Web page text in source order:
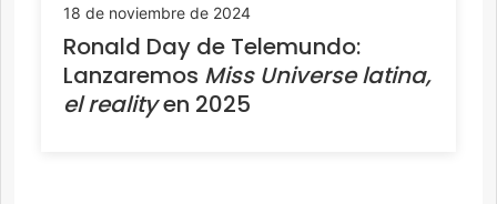
18 de noviembre de 2024
Ronald Day de Telemundo:
Lanzaremos Miss Universe latina,
el realityen 2025